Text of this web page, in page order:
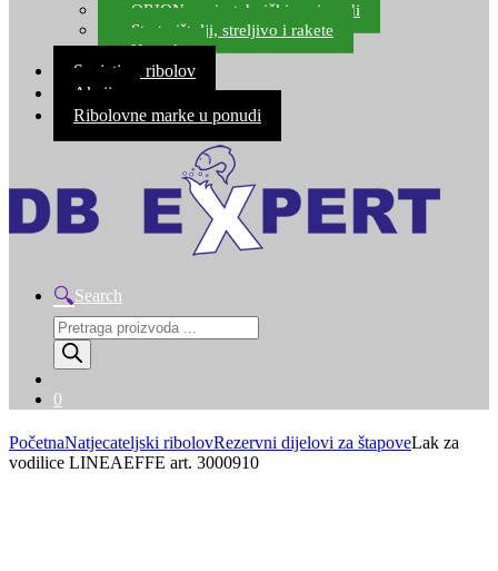
ORION nepirotehnički proizvodi
Start pištolji, streljivo i rakete
Kontakt
Savjeti za ribolov
Akcija
Ribolovne marke u ponudi
Search
Products
search
0
PočetnaNatjecateljski ribolovRezervni dijelovi za štapoveLak za
vodilice LINEAEFFE art. 3000910